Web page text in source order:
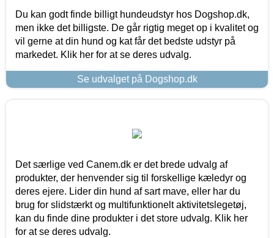
Du kan godt finde billigt hundeudstyr hos Dogshop.dk,
men ikke det billigste. De går rigtig meget op i kvalitet og
vil gerne at din hund og kat får det bedste udstyr på
markedet. Klik her for at se deres udvalg.
Se udvalget på Dogshop.dk
Det særlige ved Canem.dk er det brede udvalg af
produkter, der henvender sig til forskellige kæledyr og
deres ejere. Lider din hund af sart mave, eller har du
brug for slidstærkt og multifunktionelt aktivitetslegetøj,
kan du finde dine produkter i det store udvalg. Klik her
for at se deres udvalg.